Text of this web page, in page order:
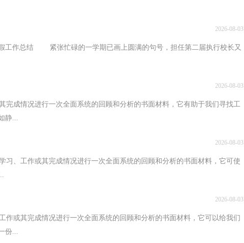
紧张忙碌的一学期已画上圆满的句号，担任第二届执行校长又
2026-08-03
成情况进行一次全面系统的回顾和分析的书面材料，它有助于我们寻找工
静...
2026-08-03
、工作或其完成情况进行一次全面系统的回顾和分析的书面材料，它可使
2026-08-03
或其完成情况进行一次全面系统的回顾和分析的书面材料，它可以给我们
份...
2026-08-03